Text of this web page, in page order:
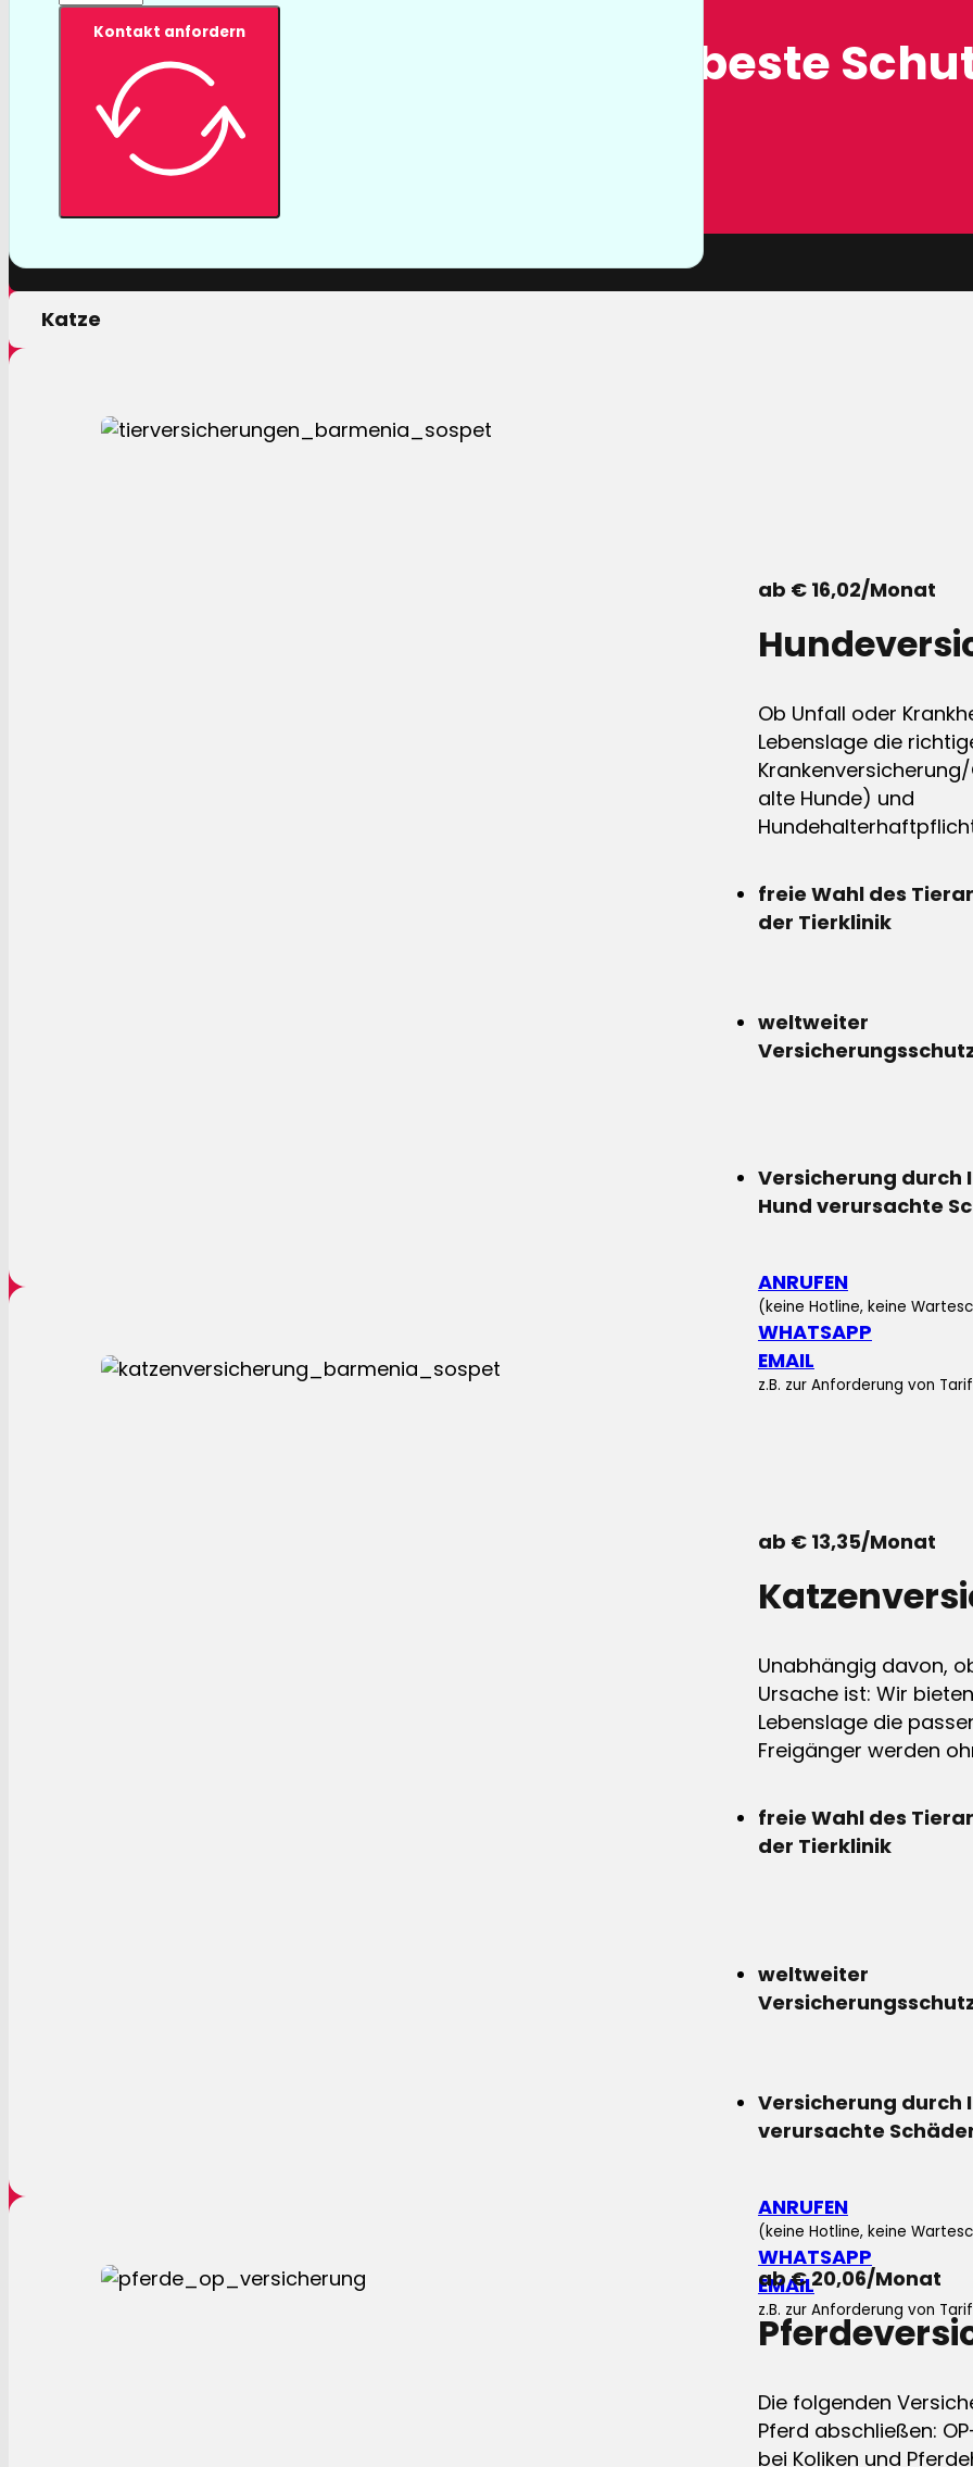
Kontakt anfordernTierversicherung, der beste
Mit einer Tierversicherung der Barmenia profitieren sie nicht
nur von erstklassigen Leistungen, sondern auch von unserer
Hund
Katze
ab € 16,02/Monat
Ob Unfall oder
Lebenslage die
alte Hunde) und
freie Wahl des
der Tierklinik
weltweiter
Versicherung durch
Hund verursachte
ANRUFEN
(keine Hotline, keine
WHATSAPP
EMAIL
z.B. zur Anforderung von
ab € 13,35/Monat
Unabhängig davon,
Ursache ist: Wir
Lebenslage die
Freigänger werden
freie Wahl des
der Tierklinik
weltweiter
Versicherung durch
verursachte
ANRUFEN
(keine Hotline, keine
WHATSAPP
EMAIL
z.B. zur Anforderung von
ab € 20,06/Monat
Die folgenden
Pferd abschließen:
bei Koliken und